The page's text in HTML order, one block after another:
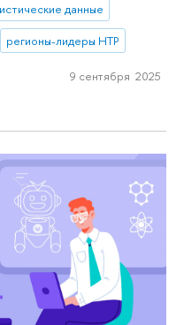
данные
регионы-лидеры НТР
9 сентября 2025